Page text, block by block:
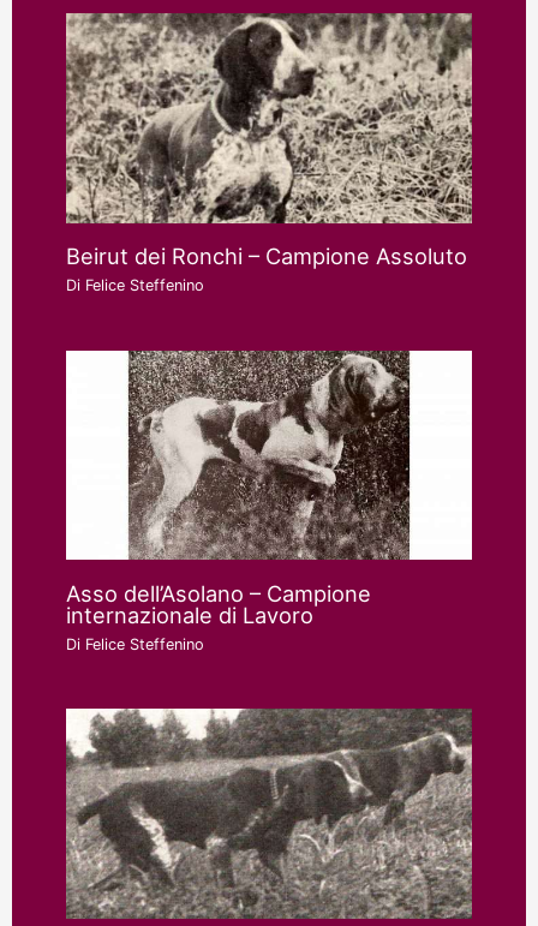
Beirut dei Ronchi – Campione Assoluto
Di Felice Steffenino
Asso dell’Asolano – Campione
internazionale di Lavoro
Di Felice Steffenino